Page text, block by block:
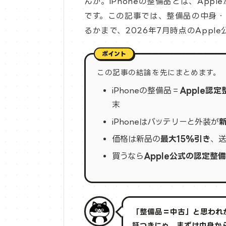
です。この記事では、整備品の中身
るかまで、2026年7月時点のApple
この記事の結論を先にまとめます。
iPhoneの整備品＝ Apple認定
末
iPhoneはバッテリーと外装が
価格は新品の最大15%引き、
買うならApple公式の認定整
「整備品＝中古」と思わ